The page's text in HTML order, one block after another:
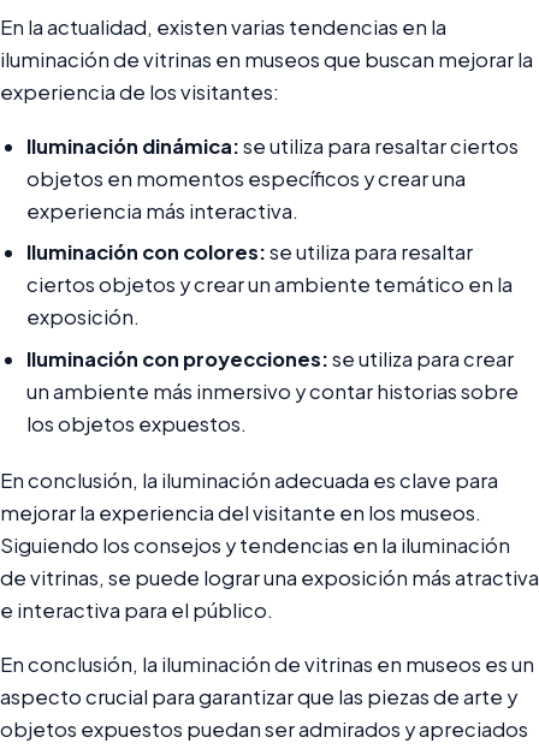
En la actualidad, existen varias tendencias en la
iluminación de vitrinas en museos que buscan mejorar la
experiencia de los visitantes:
Iluminación dinámica:se utiliza para resaltar ciertos
objetos en momentos específicos y crear una
experiencia más interactiva.
Iluminación con colores:se utiliza para resaltar
ciertos objetos y crear un ambiente temático en la
exposición.
Iluminación con proyecciones:se utiliza para crear
un ambiente más inmersivo y contar historias sobre
los objetos expuestos.
En conclusión, la iluminación adecuada es clave para
mejorar la experiencia del visitante en los museos.
Siguiendo los consejos y tendencias en la iluminación
de vitrinas, se puede lograr una exposición más atractiva
e interactiva para el público.
En conclusión, la iluminación de vitrinas en museos es un
aspecto crucial para garantizar que las piezas de arte y
objetos expuestos puedan ser admirados y apreciados